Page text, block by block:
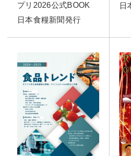
プリ2026公式BOOK
日本食糧新聞発行
日